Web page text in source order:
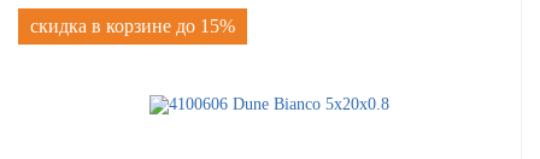
скидка в корзине до 15%